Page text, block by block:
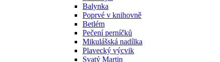
Balynka
Poprvé v knihovně
Betlém
Pečení perníčků
Mikulášská nadílka
Plavecký výcvik
Svatý Martin